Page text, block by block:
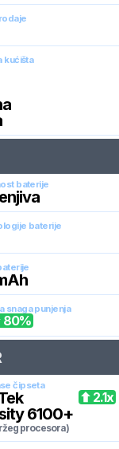
kućišta
baterije
baterije
snaga punjenja
80%
čipseta
6100+
procesora)
2.1x